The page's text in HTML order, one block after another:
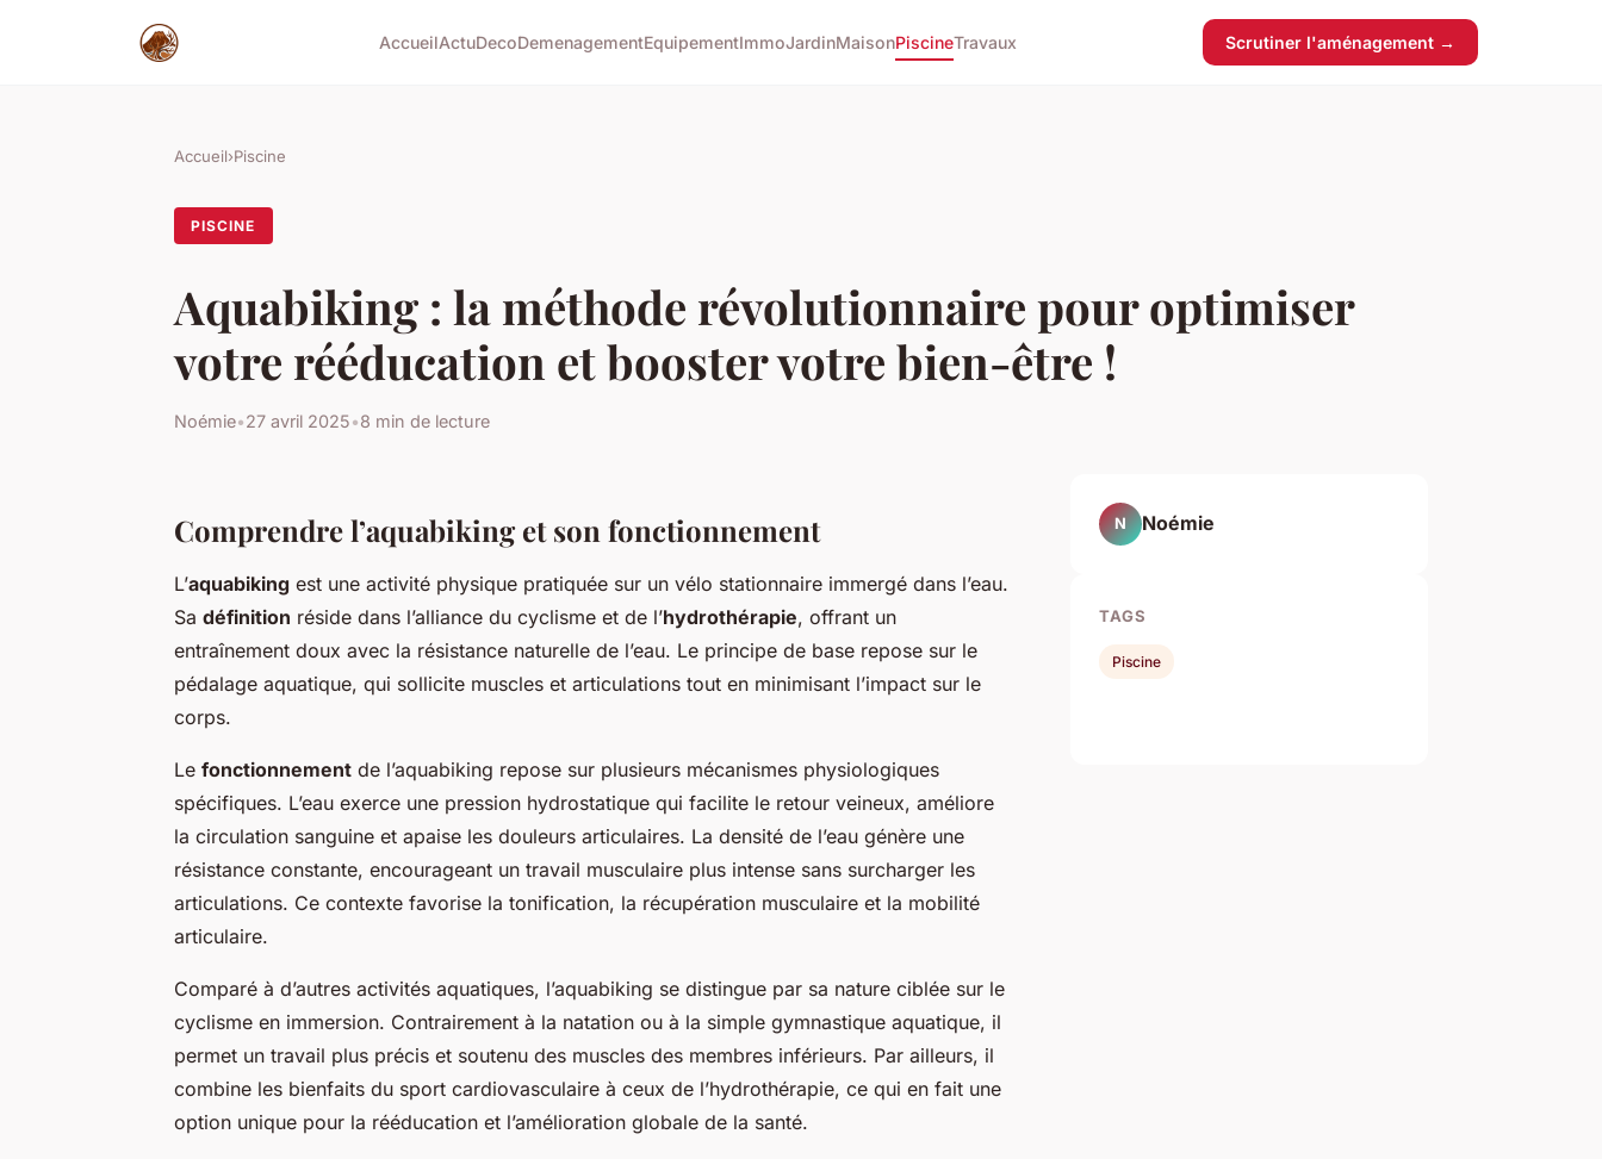
AccueilActuDecoDemenagementEquipementImmoJardinMaisonPiscineTravaux Scrutiner l'aménagement →
Accueil›Piscine
PISCINE
Aquabiking : la méthode révolutionnaire pour optimiser
votre rééducation et booster votre bien-être !
Noémie•27 avril 2025•8 min de lecture
Comprendre l’aquabiking et son fonctionnement
L’aquabiking est une activité physique pratiquée sur un vélo stationnaire immergé dans l’eau.
Sa définition réside dans l’alliance du cyclisme et de l’hydrothérapie, offrant un
entraînement doux avec la résistance naturelle de l’eau. Le principe de base repose sur le
pédalage aquatique, qui sollicite muscles et articulations tout en minimisant l’impact sur le
corps.
Le fonctionnement de l’aquabiking repose sur plusieurs mécanismes physiologiques
spécifiques. L’eau exerce une pression hydrostatique qui facilite le retour veineux, améliore
la circulation sanguine et apaise les douleurs articulaires. La densité de l’eau génère une
résistance constante, encourageant un travail musculaire plus intense sans surcharger les
articulations. Ce contexte favorise la tonification, la récupération musculaire et la mobilité
articulaire.
Comparé à d’autres activités aquatiques, l’aquabiking se distingue par sa nature ciblée sur le
cyclisme en immersion. Contrairement à la natation ou à la simple gymnastique aquatique, il
permet un travail plus précis et soutenu des muscles des membres inférieurs. Par ailleurs, il
combine les bienfaits du sport cardiovasculaire à ceux de l’hydrothérapie, ce qui en fait une
option unique pour la rééducation et l’amélioration globale de la santé.
N Noémie
TAGS
Piscine